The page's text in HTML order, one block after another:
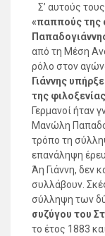
Σ’ αυτούς
«παππούς της
από τη Μέση
ρόλο στον
Γιάννης
της
Γερμανοί ήταν
Μανώλη
τρόπο τη
επανάληψη
Άη Γιάννη, δεν
συλλάβουν.
σύλληψη των
συζύγου του
το έτος 1883